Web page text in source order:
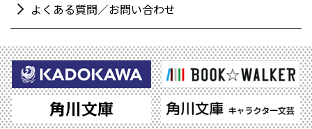
よくある質問／お問い合わせ